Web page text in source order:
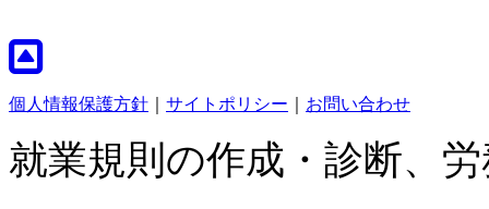
個人情報保護方針 サイトポリシー お問い合わせ
就業規則の作成・診断、